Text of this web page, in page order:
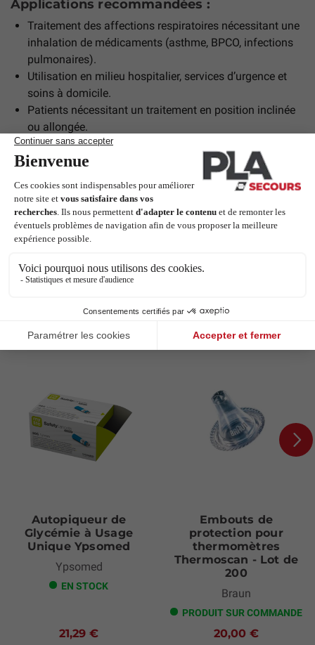
Applications recommandées :
Traitement des affections respiratoires nécessitant une
inhalation de médicaments (asthme, BPCO, infections
pulmonaires).
Utilisation en milieu hospitalier, services d’urgence et
soins à domicile.
Patients nécessitant un traitement en position inclinée
ou allongée.
Pourquoi choisir le nébuliseur Neb-Easy™ ?
Grâce à son confort d’utilisation, sa nébulisation efficace et
sa conception antifuite, le Neb-Easy™ est un choix idéal
pour les professionnels de santé.
Les clients qui ont acheté ce produit
ont également acheté :
Autopiqueur de
Glycémie à Usage
Unique Ypsomed
Ypsomed
EN STOCK
21,29 €
Embouts de
protection pour
thermomètres
Thermoscan - Lot de
200
Braun
PRODUIT SUR COMMANDE
20,00 €